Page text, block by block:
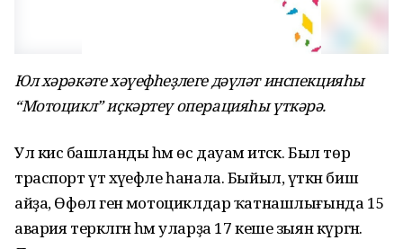
Юл хәрәкәте хәүефһеҙлеге дәүләт инспекцияһы
“Мотоцикл” иҫкәртеү операцияһы үткәрә.
Ул кисә башланды һәм өс дауам итәсәк. Был төр
траспорт үтә хәүефле һанала. Быйыл, үткән биш
айҙа, Өфөлә генә мотоциклдар ҡатнашлығында 15
авария теркәлгән һәм уларҙа 17 кеше зыян күргән.